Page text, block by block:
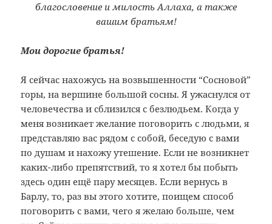
благословение и милость Аллаха, а также
вашим братьям!
Мои дорогие братья!
Я сейчас нахожусь на возвышенности “Сосновой”
горы, на вершине большой сосны. Я ужаснулся от
человечества и сблизился с безлюдьем. Когда у
меня возникает желание поговорить с людьми, я
представляю вас рядом с собой, беседую с вами
по душам и нахожу утешение. Если не возникнет
каких-либо препятствий, то я хотел бы побыть
здесь один ещё пару месяцев. Если вернусь в
Барлу, то, раз вы этого хотите, поищем способ
поговорить с вами, чего я желаю больше, чем